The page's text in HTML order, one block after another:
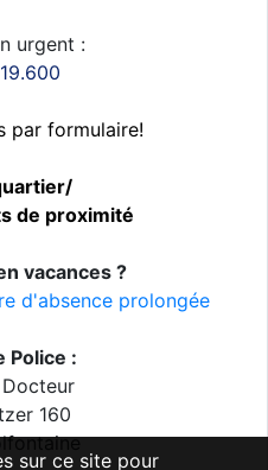
urgent :
par formulaire!
de proximité
vacances ?
d'absence prolongée
Police :
160
sur ce site pour